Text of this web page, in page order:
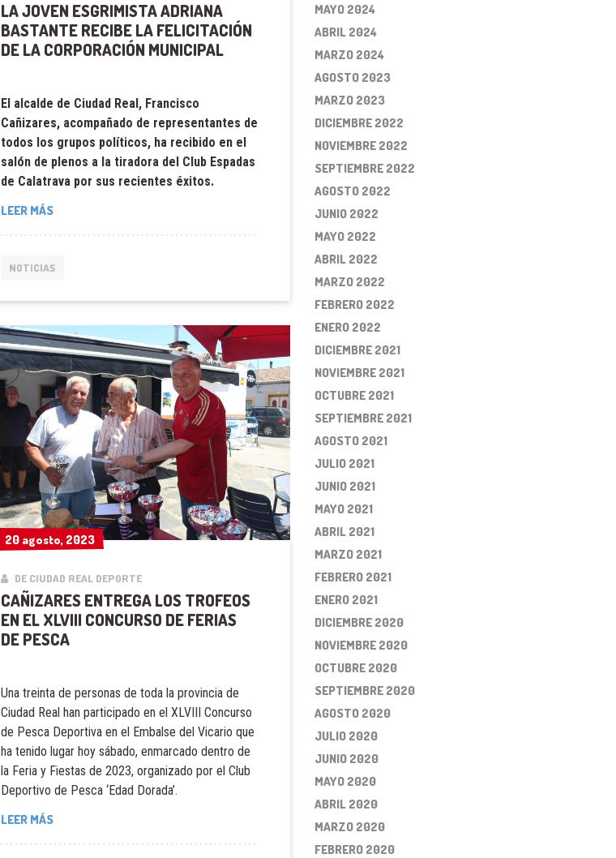
LA JOVEN ESGRIMISTA ADRIANA
BASTANTE RECIBE LA FELICITACIÓN
DE LA CORPORACIÓN MUNICIPAL
El alcalde de Ciudad Real, Francisco
Cañizares, acompañado de representantes de
todos los grupos políticos, ha recibido en el
salón de plenos a la tiradora del Club Espadas
de Calatrava por sus recientes éxitos.
LEER MÁS
NOTICIAS
20 agosto, 2023
20 agosto, 2023
DE CIUDAD REAL DEPORTE
CAÑIZARES ENTREGA LOS TROFEOS
EN EL XLVIII CONCURSO DE FERIAS
DE PESCA
Una treinta de personas de toda la provincia de
Ciudad Real han participado en el XLVIII Concurso
de Pesca Deportiva en el Embalse del Vicario que
ha tenido lugar hoy sábado, enmarcado dentro de
la Feria y Fiestas de 2023, organizado por el Club
Deportivo de Pesca ‘Edad Dorada’.
LEER MÁS
MAYO 2024
ABRIL 2024
MARZO 2024
AGOSTO 2023
MARZO 2023
DICIEMBRE 2022
NOVIEMBRE 2022
SEPTIEMBRE 2022
AGOSTO 2022
JUNIO 2022
MAYO 2022
ABRIL 2022
MARZO 2022
FEBRERO 2022
ENERO 2022
DICIEMBRE 2021
NOVIEMBRE 2021
OCTUBRE 2021
SEPTIEMBRE 2021
AGOSTO 2021
JULIO 2021
JUNIO 2021
MAYO 2021
ABRIL 2021
MARZO 2021
FEBRERO 2021
ENERO 2021
DICIEMBRE 2020
NOVIEMBRE 2020
OCTUBRE 2020
SEPTIEMBRE 2020
AGOSTO 2020
JULIO 2020
JUNIO 2020
MAYO 2020
ABRIL 2020
MARZO 2020
FEBRERO 2020